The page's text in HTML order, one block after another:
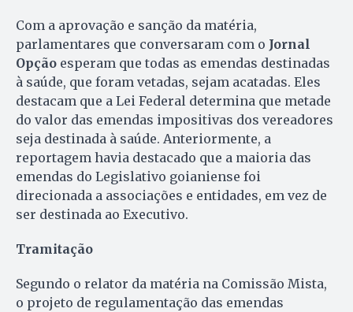
Com a aprovação e sanção da matéria,
parlamentares que conversaram com o Jornal
Opção esperam que todas as emendas destinadas
à saúde, que foram vetadas, sejam acatadas. Eles
destacam que a Lei Federal determina que metade
do valor das emendas impositivas dos vereadores
seja destinada à saúde. Anteriormente, a
reportagem havia destacado que a maioria das
emendas do Legislativo goianiense foi
direcionada a associações e entidades, em vez de
ser destinada ao Executivo.
Tramitação
Segundo o relator da matéria na Comissão Mista,
o projeto de regulamentação das emendas